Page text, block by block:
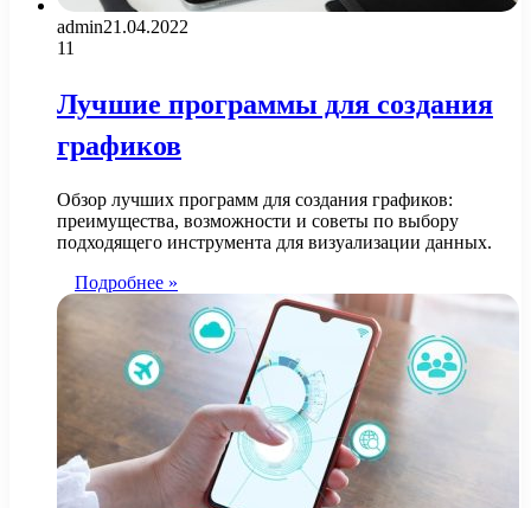
admin21.04.2022
11
Лучшие программы для создания
графиков
Обзор лучших программ для создания графиков:
преимущества, возможности и советы по выбору
подходящего инструмента для визуализации данных.
Подробнее »